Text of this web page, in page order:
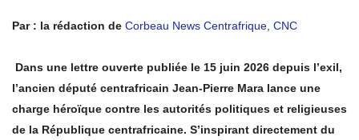
Par : la rédaction de Corbeau News Centrafrique, CNC
Dans une lettre ouverte publiée le 15 juin 2026 depuis l’exil,
l’ancien député centrafricain Jean-Pierre Mara lance une
charge héroïque contre les autorités politiques et religieuses
de la République centrafricaine. S’inspirant directement du